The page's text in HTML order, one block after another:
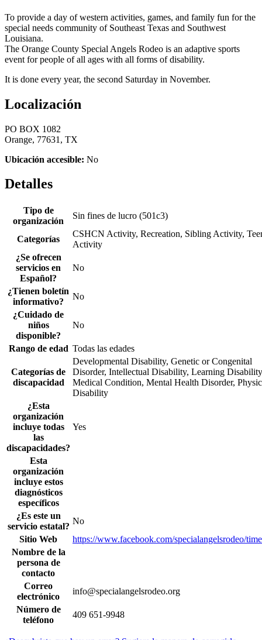
To provide a day of western activities, games, and family fun for the
special needs community of Southeast Texas and Southwest
Louisiana.
The Orange County Special Angels Rodeo is an adaptive sports
event for people of all ages with all forms of disability.
It is done every year, the second Saturday in November.
Localización
PO BOX 1082
Orange, 77631, TX
Ubicación accesible: No
Detalles
Tipo de
organización
Sin fines de lucro (501c3)
Categorías
CSHCN Activity, Recreation, Sibling Activity,
Activity
¿Se ofrecen
servicios en
Español?
No
¿Tienen boletín
informativo?
No
¿Cuidado de
niños
disponible?
No
Rango de edad Todas las edades
Categorías de
discapacidad
Developmental Disability, Genetic or Congenital
Disorder, Intellectual Disability, Learning
Medical Condition, Mental Health Disorder,
Disability
¿Esta
organización
incluye todas
las
discapacidades?
Yes
Esta
organización
incluye estos
diagnósticos
específicos
¿Es este un
servicio estatal?
No
Sitio Web
https://www.facebook.com/specialangelsrodeo/
Nombre de la
persona de
contacto
Correo
electrónico
info@specialangelsrodeo.org
Número de
teléfono
409 651-9948